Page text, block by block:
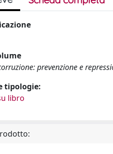
prevenzione e
tipologie:
libro